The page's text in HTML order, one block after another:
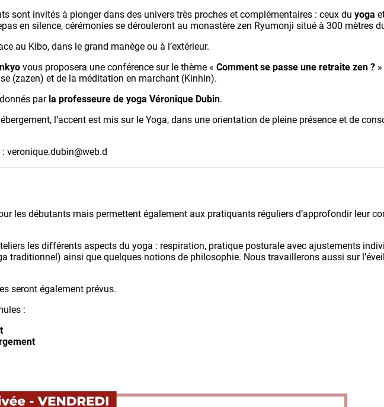
sont invités à plonger dans des univers très proches et complémentaires : ceux du yoga
en silence, cérémonies se dérouleront au monastère zen Ryumonji situé à 300 mètres
au Kibo, dans le grand manège ou à l’extérieur.
vous proposera une conférence sur le thème « Comment se passe une retraite zen ?
(zazen) et de la méditation en marchant (Kinhin).
par la professeure de yoga Véronique Dubin.
l’accent est mis sur le Yoga, dans une orientation de pleine présence et de
veronique.dubin@web.d
les débutants mais permettent également aux pratiquants réguliers d’approfondir leur
les différents aspects du yoga : respiration, pratique posturale avec ajustements
traditionnel) ainsi que quelques notions de philosophie. Nous travaillerons aussi sur
seront également prévus.
: